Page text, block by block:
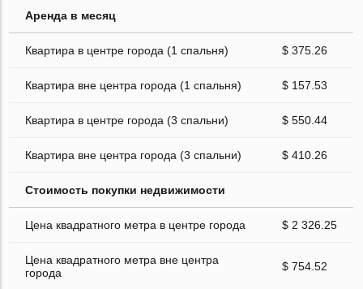
Аренда в месяц
Квартира в центре города (1 спальня) $ 375.26
Квартира вне центра города (1 спальня) $ 157.53
Квартира в центре города (3 спальни) $ 550.44
Квартира вне центра города (3 спальни) $ 410.26
Стоимость покупки недвижимости
Цена квадратного метра в центре города $ 2 326.25
Цена квадратного метра вне центра
города
$ 754.52